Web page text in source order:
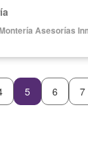
Asesorías
5 6 7